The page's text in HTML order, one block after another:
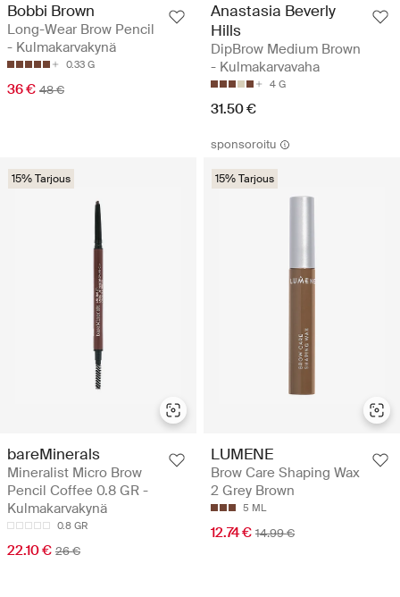
Bobbi Brown
Long-Wear Brow Pencil
- Kulmakarvakynä
0.33 G
36 € 48 €
Anastasia Beverly
Hills
DipBrow Medium Brown
- Kulmakarvavaha
4 G
31.50 €
15% Tarjous
bareMinerals
Mineralist Micro Brow
Pencil Coffee 0.8 GR -
Kulmakarvakynä
0.8 GR
22.10 € 26 €
sponsoroitu
15% Tarjous
LUMENE
Brow Care Shaping Wax
2 Grey Brown
5 ML
12.74 € 14.99 €